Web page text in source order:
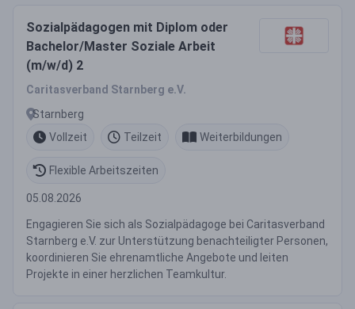
Sozialpädagogen mit Diplom oder
Bachelor/Master Soziale Arbeit
(m/w/d) 2
Caritasverband Starnberg e.V.
Starnberg
Vollzeit
Teilzeit Weiterbildungen
Flexible Arbeitszeiten
05.08.2026
Engagieren Sie sich als Sozialpädagoge bei Caritasverband
Starnberg e.V. zur Unterstützung benachteiligter Personen,
koordinieren Sie ehrenamtliche Angebote und leiten
Projekte in einer herzlichen Teamkultur.